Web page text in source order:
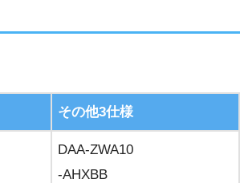
その他3仕様
DAA-ZWA10
-AHXBB